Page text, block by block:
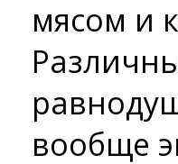
мясом и
вообще